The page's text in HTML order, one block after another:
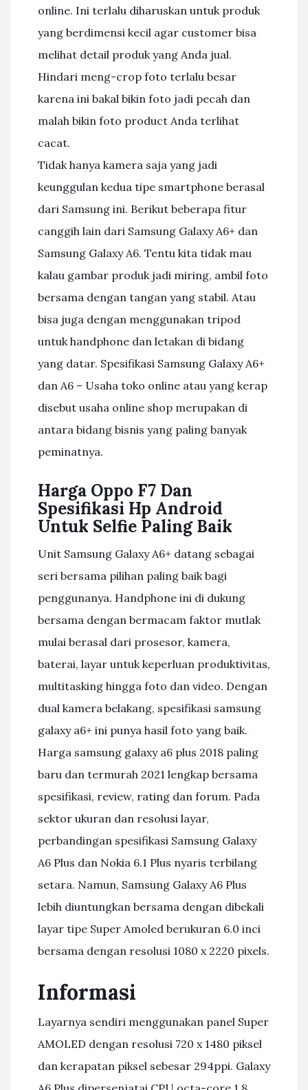
online. Ini terlalu diharuskan untuk produk
yang berdimensi kecil agar customer bisa
melihat detail produk yang Anda jual.
Hindari meng-crop foto terlalu besar
karena ini bakal bikin foto jadi pecah dan
malah bikin foto product Anda terlihat
cacat.
Tidak hanya kamera saja yang jadi
keunggulan kedua tipe smartphone berasal
dari Samsung ini. Berikut beberapa fitur
canggih lain dari Samsung Galaxy A6+ dan
Samsung Galaxy A6. Tentu kita tidak mau
kalau gambar produk jadi miring, ambil foto
bersama dengan tangan yang stabil. Atau
bisa juga dengan menggunakan tripod
untuk handphone dan letakan di bidang
yang datar. Spesifikasi Samsung Galaxy A6+
dan A6 – Usaha toko online atau yang kerap
disebut usaha online shop merupakan di
antara bidang bisnis yang paling banyak
peminatnya.
Harga Oppo F7 Dan
Spesifikasi Hp Android
Untuk Selfie Paling Baik
Unit Samsung Galaxy A6+ datang sebagai
seri bersama pilihan paling baik bagi
penggunanya. Handphone ini di dukung
bersama dengan bermacam faktor mutlak
mulai berasal dari prosesor, kamera,
baterai, layar untuk keperluan produktivitas,
multitasking hingga foto dan video. Dengan
dual kamera belakang, spesifikasi samsung
galaxy a6+ ini punya hasil foto yang baik.
Harga samsung galaxy a6 plus 2018 paling
baru dan termurah 2021 lengkap bersama
spesifikasi, review, rating dan forum. Pada
sektor ukuran dan resolusi layar,
perbandingan spesifikasi Samsung Galaxy
A6 Plus dan Nokia 6.1 Plus nyaris terbilang
setara. Namun, Samsung Galaxy A6 Plus
lebih diuntungkan bersama dengan dibekali
layar tipe Super Amoled berukuran 6.0 inci
bersama dengan resolusi 1080 x 2220 pixels.
Informasi
Layarnya sendiri menggunakan panel Super
AMOLED dengan resolusi 720 x 1480 piksel
dan kerapatan piksel sebesar 294ppi. Galaxy